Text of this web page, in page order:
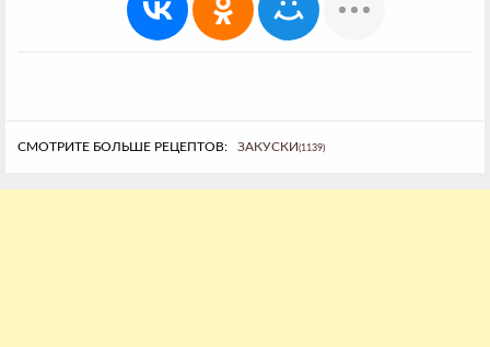
СМОТРИТЕ БОЛЬШЕ РЕЦЕПТОВ: ЗАКУСКИ(1139)